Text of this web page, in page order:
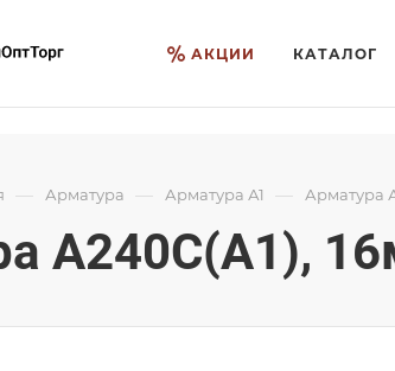
АКЦИИ КАТАЛОГ
— Арматура — Арматура А1 — Арматура
А240С(А1),